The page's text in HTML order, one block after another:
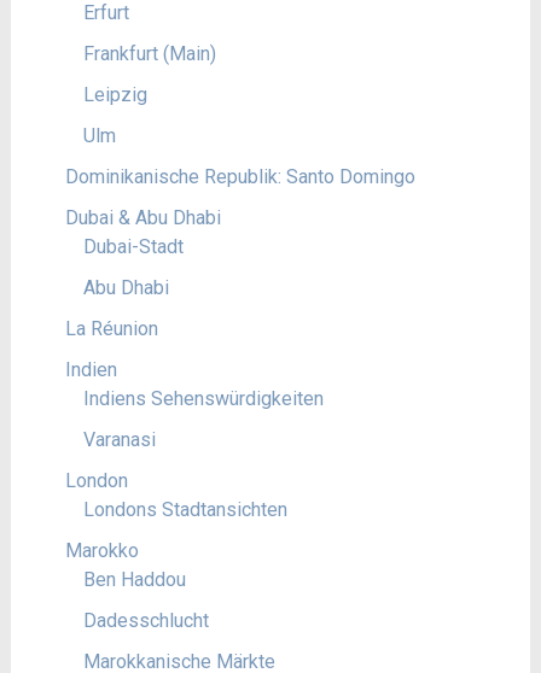
Erfurt
Frankfurt (Main)
Leipzig
Ulm
Dominikanische Republik: Santo Domingo
Dubai & Abu Dhabi
Dubai-Stadt
Abu Dhabi
La Réunion
Indien
Indiens Sehenswürdigkeiten
Varanasi
London
Londons Stadtansichten
Marokko
Ben Haddou
Dadesschlucht
Marokkanische Märkte